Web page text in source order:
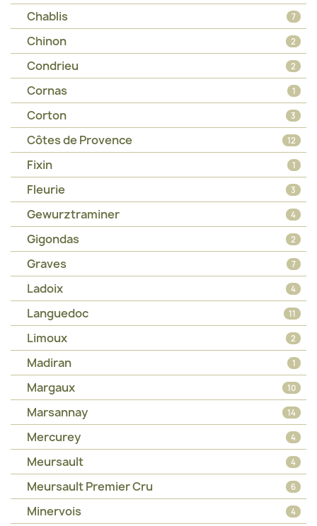
Chablis 7
Chinon 2
Condrieu 2
Cornas 1
Corton 3
Côtes de Provence 12
Fixin 1
Fleurie 3
Gewurztraminer 4
Gigondas 2
Graves 7
Ladoix 4
Languedoc 11
Limoux 2
Madiran 1
Margaux 10
Marsannay 14
Mercurey 4
Meursault 4
Meursault Premier Cru 6
Minervois 4